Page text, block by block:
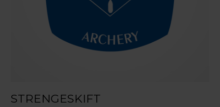
STRENGESKIFT